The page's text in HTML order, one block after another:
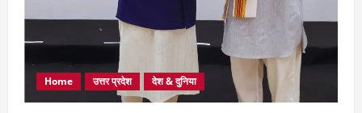
Home उत्तर प्रदेश देश & दुनिया